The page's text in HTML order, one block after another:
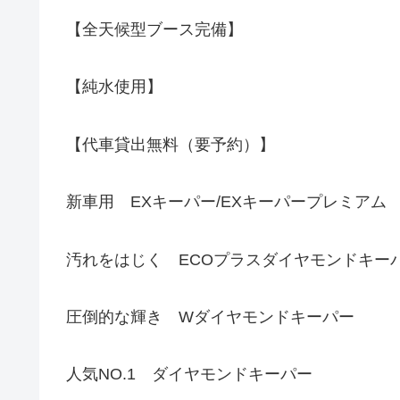
【全天候型ブース完備】
【純水使用】
【代車貸出無料（要予約）】
新車用 EXキーパー/EXキーパープレミアム
汚れをはじく ECOプラスダイヤモンドキー
圧倒的な輝き Wダイヤモンドキーパー
人気NO.1 ダイヤモンドキーパー